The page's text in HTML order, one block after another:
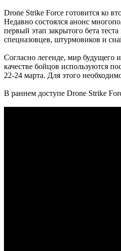
Drone Strike Force готовится ко
Недавно состоялся анонс
первый этап закрытого бета
спецназовцев, штурмовиков и
Согласно легенде, мир
качестве бойцов используются
22-24 марта. Для этого
В раннем доступе Drone Strike